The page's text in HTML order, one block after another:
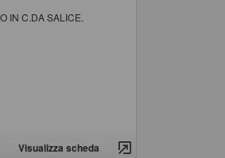
IN C.DA SALICE.
Visualizza scheda